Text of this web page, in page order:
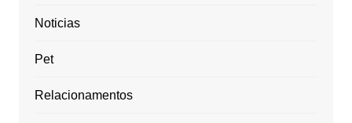
Noticias
Pet
Relacionamentos